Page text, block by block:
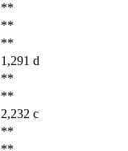
**
**
**
1,291 d
**
**
2,232 c
**